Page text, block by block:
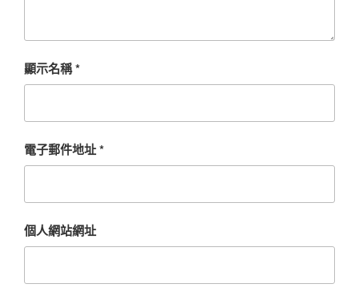
顯示名稱*
電子郵件地址*
個人網站網址